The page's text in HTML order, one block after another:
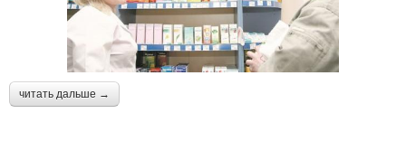
читать дальше →